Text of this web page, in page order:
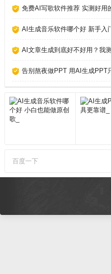
免费AI写歌软件推荐 实测好用
AI生成音乐软件哪个好 新手入
AI文章生成到底好不好用？我
告别熬夜做PPT 用AI生成PPT
百度一下